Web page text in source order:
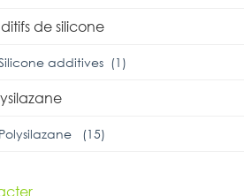
de silicone
additives (1)
Polysilazane (15)